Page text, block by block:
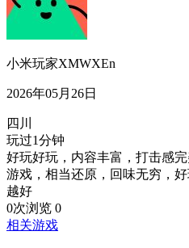
小米玩家XMWXEn
2026年05月26日
四川
玩过1分钟
好玩好玩，内容丰富，打击感
游戏，相当还原，回味无穷，
越好
0次浏览 0
相关游戏